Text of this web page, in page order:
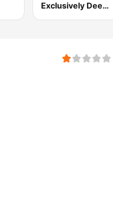
Exclusively Deep Purple